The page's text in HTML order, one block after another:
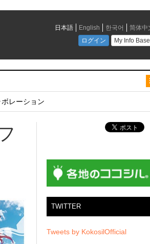
レーション
TWITTER
Tweets by KokosilOfficial